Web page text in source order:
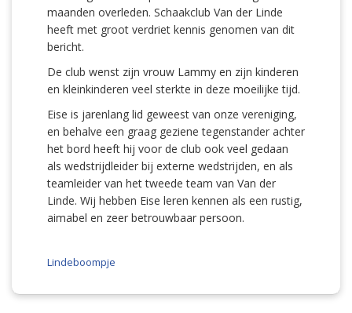
maanden overleden. Schaakclub Van der Linde
heeft met groot verdriet kennis genomen van dit
bericht.
De club wenst zijn vrouw Lammy en zijn kinderen
en kleinkinderen veel sterkte in deze moeilijke tijd.
Eise is jarenlang lid geweest van onze vereniging,
en behalve een graag geziene tegenstander achter
het bord heeft hij voor de club ook veel gedaan
als wedstrijdleider bij externe wedstrijden, en als
teamleider van het tweede team van Van der
Linde. Wij hebben Eise leren kennen als een rustig,
aimabel en zeer betrouwbaar persoon.
Lindeboompje